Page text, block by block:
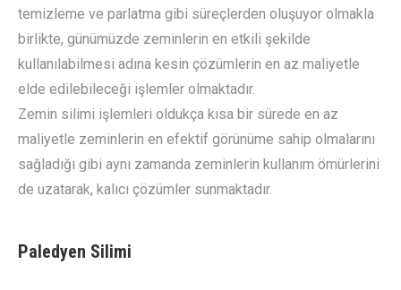
temizleme ve parlatma gibi süreçlerden oluşuyor olmakla
birlikte, günümüzde zeminlerin en etkili şekilde
kullanılabilmesi adına kesin çözümlerin en az maliyetle
elde edilebileceği işlemler olmaktadır.
Zemin silimi işlemleri oldukça kısa bir sürede en az
maliyetle zeminlerin en efektif görünüme sahip olmalarını
sağladığı gibi aynı zamanda zeminlerin kullanım ömürlerini
de uzatarak, kalıcı çözümler sunmaktadır.
Paledyen Silimi